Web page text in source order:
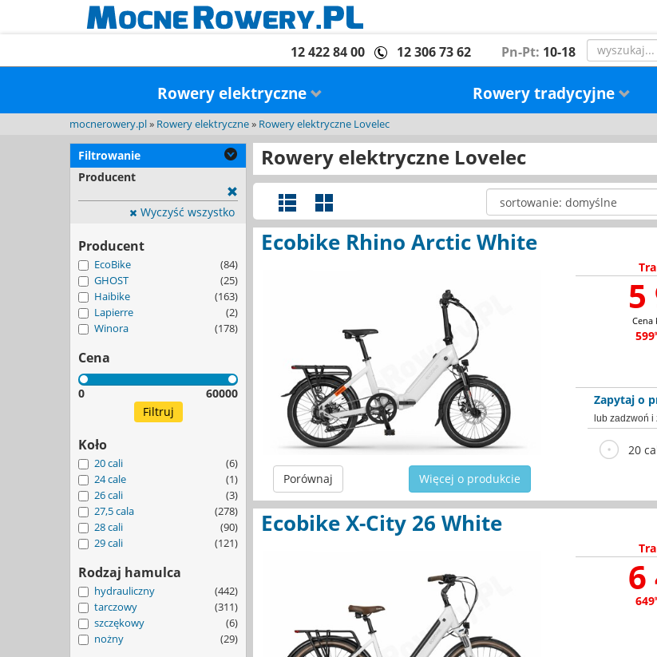
12 422 84 00 12 306 73 62 Pn-Pt: 10-18
Rowery elektryczne Rowery tradycyjne
mocnerowery.pl» Rowery elektryczne» Rowery elektryczne Lovelec
Filtrowanie
Producent
Wyczyść wszystko
Producent
EcoBike
(84)
GHOST
(25)
Haibike
(163)
Lapierre
(2)
Winora
(178)
Cena
0 60000
Koło
20 cali
(6)
24 cale
(1)
26 cali
(3)
27,5 cala
(278)
28 cali
(90)
29 cali
(121)
Rodzaj hamulca
hydrauliczny
(442)
tarczowy
(311)
szczękowy
(6)
nożny
(29)
Rowery elektryczne Lovelec
Ecobike Rhino Arctic White
Porównaj Więcej o produkcie
5
599
Zapytaj o
lub zadzwoń
20
Ecobike X-City 26 White
6
649